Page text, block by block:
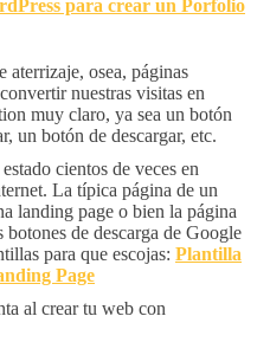
para crear un Porfolio
aterrizaje, osea, páginas
nuestras visitas en
muy claro, ya sea un botón
un botón de descargar, etc.
cientos de veces en
La típica página de un
landing page o bien la página
de descarga de Google
para que escojas: Plantilla
Page
al crear tu web con